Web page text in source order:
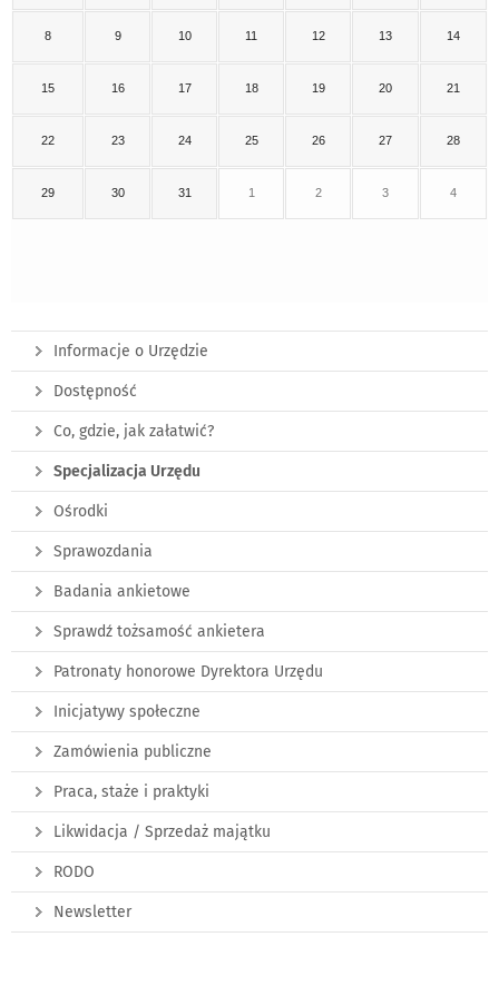
8 9 10 11 12 13 14
15 16 17 18 19 20 21
22 23 24 25 26 27 28
29 30 31 1 2 3 4
Informacje o Urzędzie
Dostępność
Co, gdzie, jak załatwić?
Specjalizacja Urzędu
Ośrodki
Sprawozdania
Badania ankietowe
Sprawdź tożsamość ankietera
Patronaty honorowe Dyrektora Urzędu
Inicjatywy społeczne
Zamówienia publiczne
Praca, staże i praktyki
Likwidacja / Sprzedaż majątku
RODO
Newsletter